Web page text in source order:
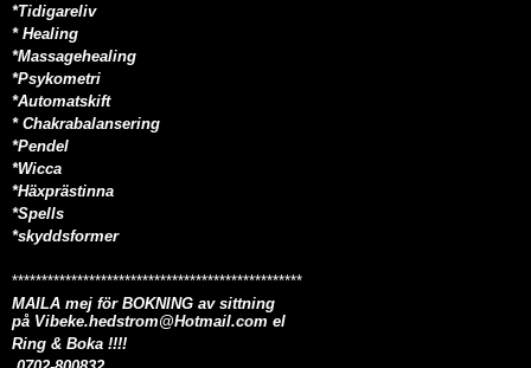
*Tidigareliv
* Healing
*Massagehealing
*Psykometri
*Automatskift
* Chakrabalansering
*Pendel
*Wicca
*Häxprästinna
*Spells
*skyddsformer
*************************************************
MAILA mej för BOKNING av sittning
på Vibeke.hedstrom@Hotmail.com el
Ring & Boka !!!!